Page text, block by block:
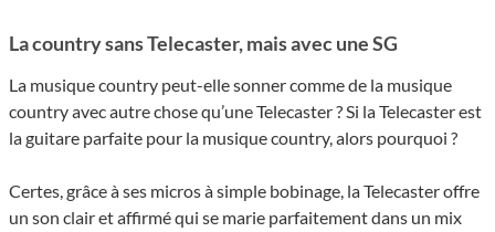
La country sans Telecaster, mais avec une SG
La musique country peut-elle sonner comme de la musique
country avec autre chose qu’une Telecaster ? Si la Telecaster est
la guitare parfaite pour la musique country, alors pourquoi ?
Certes, grâce à ses micros à simple bobinage, la Telecaster offre
un son clair et affirmé qui se marie parfaitement dans un mix